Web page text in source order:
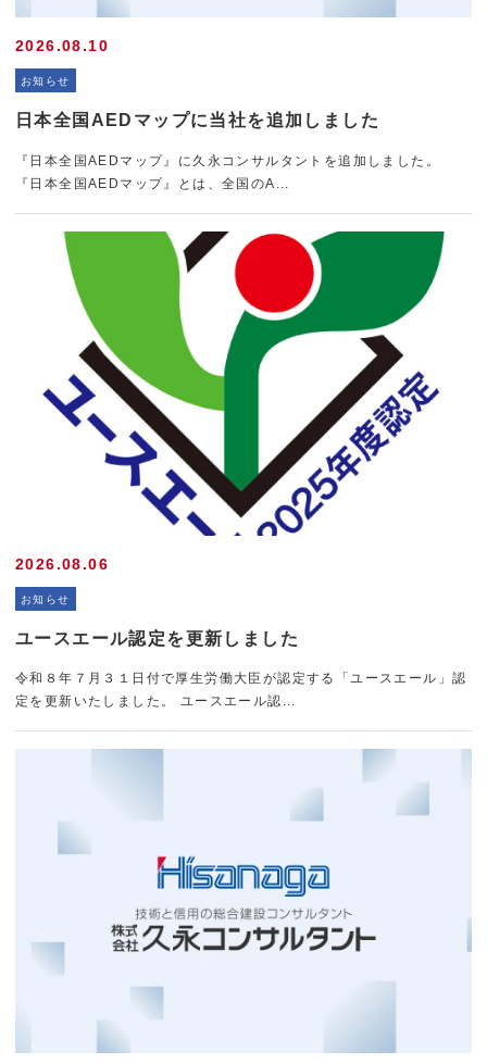
お問い合わせ
個人情報保護方針
099-228-6600
[受付時間] 平日 8:30 – 17:30 (日祝除く)
メールフォームでのお問い合わせ
2026.08.10
お知らせ
日本全国AEDマップに当社を追加しました
『日本全国AEDマップ』に久永コンサルタントを追加しました。
『日本全国AEDマップ』とは、全国のA...
2026.08.06
お知らせ
ユースエール認定を更新しました
令和８年７月３１日付で厚生労働大臣が認定する「ユースエール」認
定を更新いたしました。 ユースエール認...